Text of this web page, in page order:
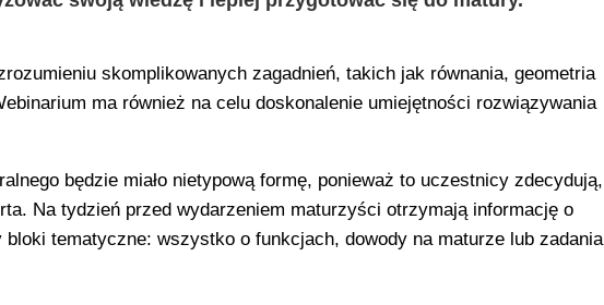
skomplikowanych zagadnień, takich jak równania, geometria
ma również na celu doskonalenie umiejętności rozwiązywania
będzie miało nietypową formę, ponieważ to uczestnicy zdecydują,
Na tydzień przed wydarzeniem maturzyści otrzymają informację o
bloki tematyczne: wszystko o funkcjach, dowody na maturze lub zadania